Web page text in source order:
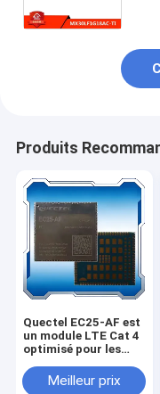
Produits
Quectel EC25-AF est
un module LTE Cat 4
optimisé pour les
IoT, offrant des
débits de données
Meilleur prix